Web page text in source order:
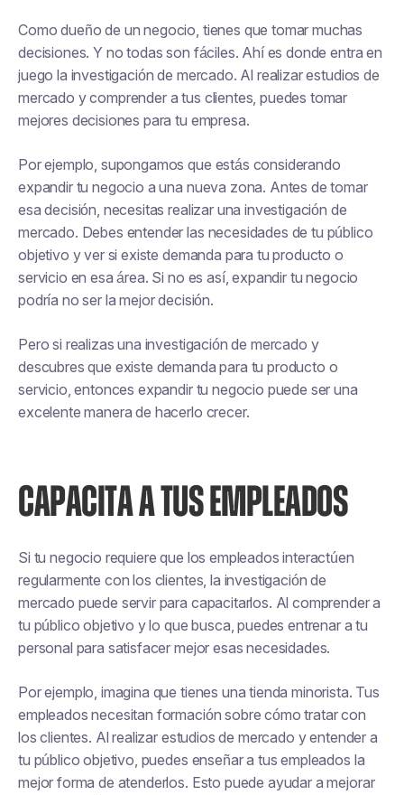
Como dueño de un negocio, tienes que tomar muchas
decisiones. Y no todas son fáciles. Ahí es donde entra en
juego la investigación de mercado. Al realizar estudios de
mercado y comprender a tus clientes, puedes tomar
mejores decisiones para tu empresa.
Por ejemplo, supongamos que estás considerando
expandir tu negocio a una nueva zona. Antes de tomar
esa decisión, necesitas realizar una investigación de
mercado. Debes entender las necesidades de tu público
objetivo y ver si existe demanda para tu producto o
servicio en esa área. Si no es así, expandir tu negocio
podría no ser la mejor decisión.
Pero si realizas una investigación de mercado y
descubres que existe demanda para tu producto o
servicio, entonces expandir tu negocio puede ser una
excelente manera de hacerlo crecer.
CAPACITA A TUS EMPLEADOS
Si tu negocio requiere que los empleados interactúen
regularmente con los clientes, la investigación de
mercado puede servir para capacitarlos. Al comprender a
tu público objetivo y lo que busca, puedes entrenar a tu
personal para satisfacer mejor esas necesidades.
Por ejemplo, imagina que tienes una tienda minorista. Tus
empleados necesitan formación sobre cómo tratar con
los clientes. Al realizar estudios de mercado y entender a
tu público objetivo, puedes enseñar a tus empleados la
mejor forma de atenderlos. Esto puede ayudar a mejorar